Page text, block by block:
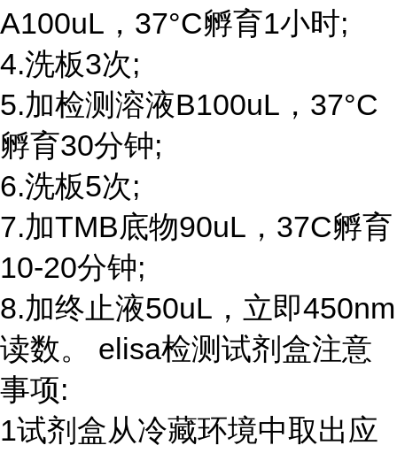
A100uL，37°C孵育1小时;
4.洗板3次;
5.加检测溶液B100uL，37°C
孵育30分钟;
6.洗板5次;
7.加TMB底物90uL，37C孵育
10-20分钟;
8.加终止液50uL，立即450nm
读数。 elisa检测试剂盒注意
事项:
1试剂盒从冷藏环境中取出应